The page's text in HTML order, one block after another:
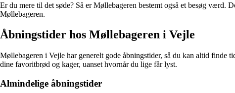
Er du mere til det søde? Så er Møllebageren bestemt også et besøg
Møllebageren.
Åbningstider hos Møllebageren i Vejle
Møllebageren i Vejle har generelt gode åbningstider, så du kan altid finde
dine favoritbrød og kager, uanset hvornår du lige får lyst.
Almindelige åbningstider